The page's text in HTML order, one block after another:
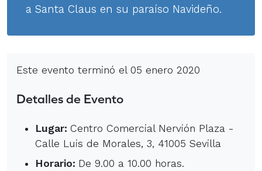
a Santa Claus en su paraíso Navideño.
Este evento terminó el 05 enero 2020
Detalles de Evento
Lugar: Centro Comercial Nervión Plaza -
Calle Luis de Morales, 3, 41005 Sevilla
Horario: De 9.00 a 10.00 horas.